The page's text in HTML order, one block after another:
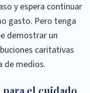
y espera continuar
gasto. Pero tenga
demostrar un
caritativas
de medios.
el cuidado